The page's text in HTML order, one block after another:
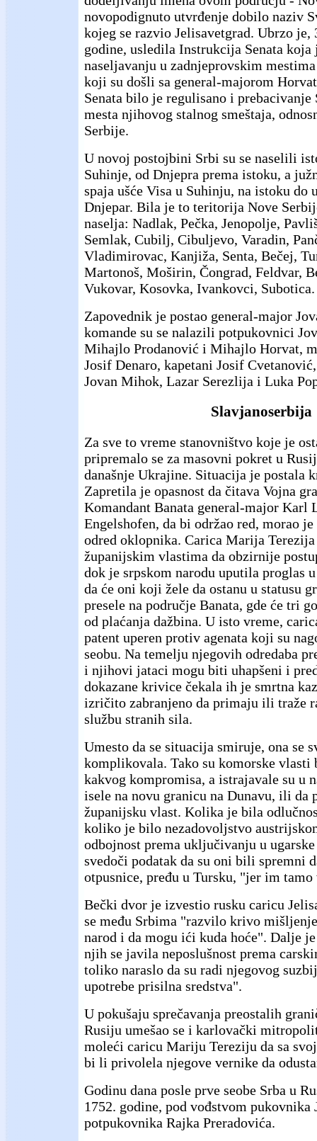
novopodignuto utvrđenje dobilo naziv
kojeg se razvio Jelisavetgrad. Ubrzo je,
godine, usledila Instrukcija Senata
naseljavanju u zadnjeprovskim
koji su došli sa general-majorom
Senata bilo je regulisano i
mesta njihovog stalnog smeštaja,
Serbije.
U novoj postojbini Srbi su se naselili
Suhinje, od Dnjepra prema istoku, a
spaja ušće Visa u Suhinju, na istoku do
Dnjepar. Bila je to teritorija Nove
naselja: Nadlak, Pečka, Jenopolje,
Semlak, Cubilj, Cibuljevo, Varadin,
Vladimirovac, Kanjiža, Senta, Bečej,
Martonoš, Moširin, Čongrad, Feldvar,
Vukovar, Kosovka, Ivankovci, Subotica.
Zapovednik je postao general-major
komande su se nalazili potpukovnici
Mihajlo Prodanović i Mihajlo Horvat,
Josif Denaro, kapetani Josif
Jovan Mihok, Lazar Serezlija i Luka
Slavjanoserbija
Za sve to vreme stanovništvo koje je
pripremalo se za masovni pokret u
današnje Ukrajine. Situacija je postala
Zapretila je opasnost da čitava Vojna
Komandant Banata general-major Karl
Engelshofen, da bi održao red, morao
odred oklopnika. Carica Marija
županijskim vlastima da obzirnije
dok je srpskom narodu uputila proglas
da će oni koji žele da ostanu u statusu
presele na područje Banata, gde će tri
od plaćanja dažbina. U isto vreme,
patent uperen protiv agenata koji su
seobu. Na temelju njegovih odredaba
i njihovi jataci mogu biti uhapšeni i
dokazane krivice čekala ih je smrtna
izričito zabranjeno da primaju ili traže
službu stranih sila.
Umesto da se situacija smiruje, ona se
komplikovala. Tako su komorske
kakvog kompromisa, a istrajavale su u
isele na novu granicu na Dunavu, ili da
županijsku vlast. Kolika je bila
koliko je bilo nezadovoljstvo
odbojnost prema uključivanju u
svedoči podatak da su oni bili spremni
otpusnice, pređu u Tursku, "jer im
Bečki dvor je izvestio rusku caricu
se među Srbima "razvilo krivo
narod i da mogu ići kuda hoće". Dalje
njih se javila neposlušnost prema
toliko naraslo da su radi njegovog
upotrebe prisilna sredstva".
U pokušaju sprečavanja preostalih
Rusiju umešao se i karlovački
moleći caricu Mariju Tereziju da sa
bi li privolela njegove vernike da
Godinu dana posle prve seobe Srba u
1752. godine, pod vođstvom pukovnika
potpukovnika Rajka Preradovića.